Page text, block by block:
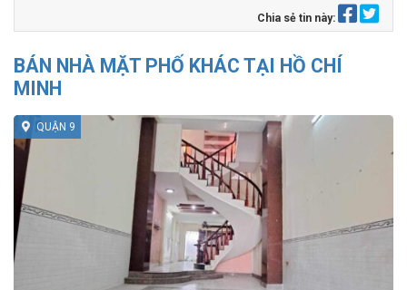
Chia sẻ tin này:
BÁN NHÀ MẶT PHỐ KHÁC TẠI HỒ CHÍ
MINH
QUẬN 9